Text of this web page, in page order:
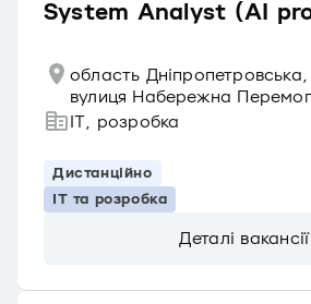
System Analyst (AI
область
вулиця Набережна
IT, розробка
Дистанційно
IT та розробка
Деталі вакансії